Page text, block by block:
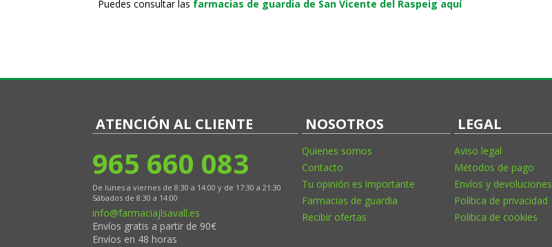
Puedes consultar las farmacias de guardia de San Vicente del Raspeig aquí
ATENCIÓN AL CLIENTE
965 660 083
De lunes a viernes de 8:30 a 14:00 y de 17:30 a 21:30
Sábados de 8:30 a 14:00
info@farmaciajlsavall.es
Envíos gratis a partir de 90€
Envíos en 48 horas
NOSOTROS
Quienes somos
Contacto
Tu opinión es importante
Farmacias de guardia
Recibir ofertas
LEGAL
Aviso legal
Métodos de pago
Envíos y devoluciones
Política de privacidad
Política de cookies